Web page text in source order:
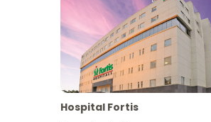
Hospital Fortis